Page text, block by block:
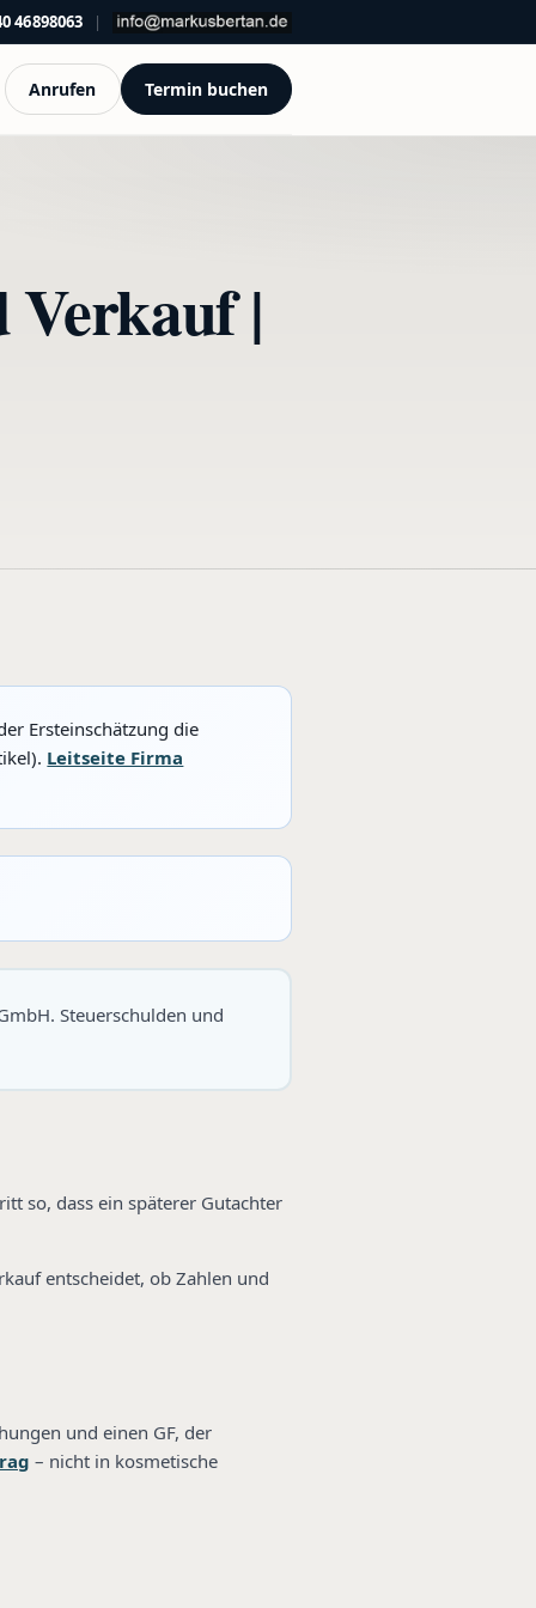
46898063 |
Anrufen Termin buchen
Verkauf |
Ersteinschätzung die
Leitseite Firma
Steuerschulden und
so, dass ein späterer Gutachter
entscheidet, ob Zahlen und
und einen GF, der
– nicht in kosmetische